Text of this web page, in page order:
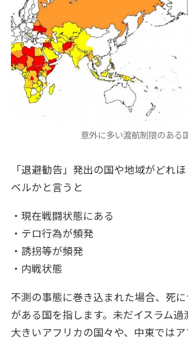
意外に多い渡航制限のある
「退避勧告」発出の国や地域がどれ
ベルかと言うと
・現在戦闘状態にある
・テロ行為が頻発
・誘拐等が頻発
・内戦状態
不測の事態に巻き込まれた場合、死
がある国を指します。未だイスラム過
大きいアフリカの国々や、中東ではア